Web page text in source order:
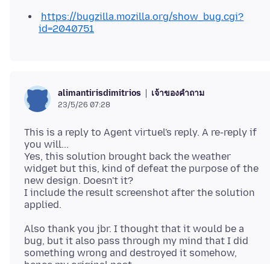
https://bugzilla.mozilla.org/show_bug.cgi?
id=2040751
alimantirisdimitrios เจ้าของคำถาม
23/5/26 07:28
This is a reply to Agent virtuel's reply. A re-reply if
you will...
Yes, this solution brought back the weather
widget but this, kind of defeat the purpose of the
new design. Doesn't it?
I include the result screenshot after the solution
Also thank you jbr. I thought that it would be a
bug, but it also pass through my mind that I did
something wrong and destroyed it somehow,